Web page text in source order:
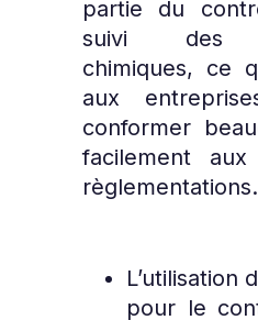
partie du
suivi des
chimiques, ce
aux
conformer
facilement aux
règlementations.
L’utilisation
pour le